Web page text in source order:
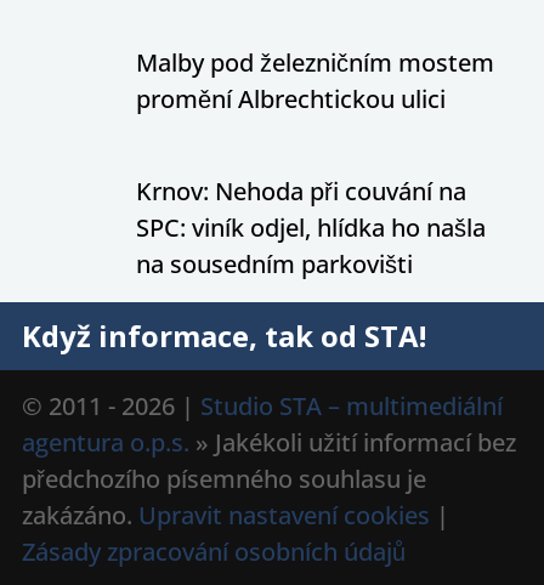
Malby pod železničním mostem
promění Albrechtickou ulici
Krnov: Nehoda při couvání na
SPC: viník odjel, hlídka ho našla
na sousedním parkovišti
Když informace, tak od STA!
© 2011 - 2026 | Studio STA – multimediální
agentura o.p.s. » Jakékoli užití informací bez
předchozího písemného souhlasu je
zakázáno. Upravit nastavení cookies |
Zásady zpracování osobních údajů